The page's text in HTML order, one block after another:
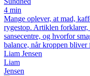
4 min
Mange oplever, at mad,
rygestop. Artiklen
sansecentre, og hvorfor
balance, når kroppen
Liam Jensen
Liam
Jensen